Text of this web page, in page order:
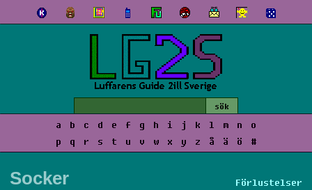
a b c d e f g h i j k l m n
o
p
q r s t u v w x y z å ä ö #
Förlustelser
Socker